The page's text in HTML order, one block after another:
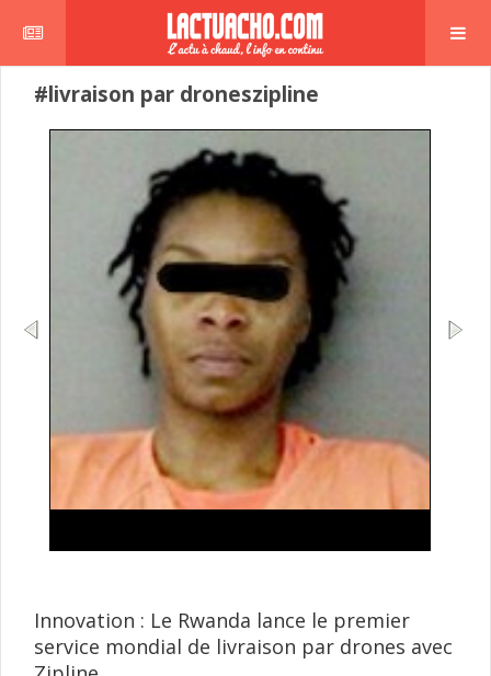
#livraison par droneszipline
a ...
lire plus
Innovation : Le Rwanda lance le premier
service mondial de livraison par drones avec